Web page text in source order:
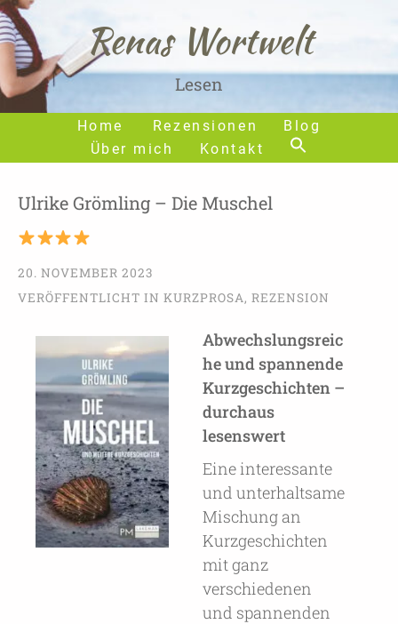
Home Rezensionen
Blog
Über mich
Kontakt
Renas Wortwelt
Lesen
Ulrike Grömling – Die Muschel
20. NOVEMBER 2023
VERÖFFENTLICHT IN KURZPROSA, REZENSION
Abwechslungsreic
he und spannende
Kurzgeschichten –
durchaus
lesenswert
Eine interessante
und unterhaltsame
Mischung an
Kurzgeschichten
mit ganz
verschiedenen
und spannenden